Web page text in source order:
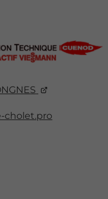
cholet.pro